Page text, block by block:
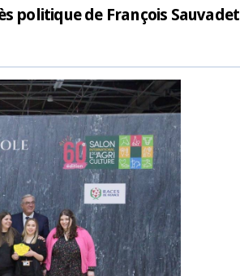
politique de François Sauvadet